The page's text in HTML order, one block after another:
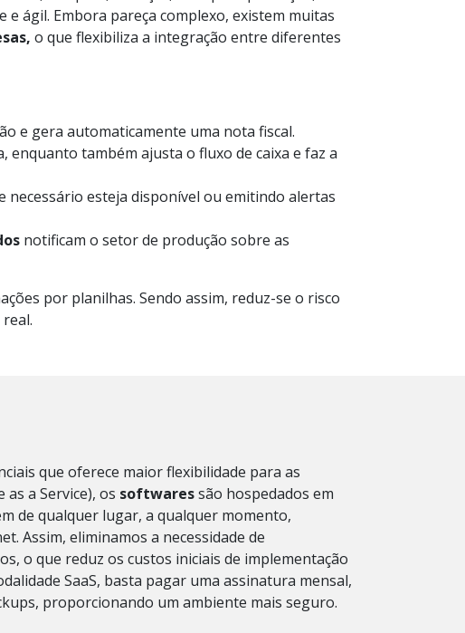
e ágil. Embora pareça complexo, existem muitas
o que flexibiliza a integração entre diferentes
e gera automaticamente uma nota fiscal.
enquanto também ajusta o fluxo de caixa e faz a
esteja disponível ou emitindo alertas
notificam o setor de produção sobre as
por planilhas. Sendo assim, reduz-se o risco
que oferece maior flexibilidade para as
as a Service), os softwaressão hospedados em
de qualquer lugar, a qualquer momento,
Assim, eliminamos a necessidade de
o que reduz os custos iniciais de implementação
SaaS, basta pagar uma assinatura mensal,
proporcionando um ambiente mais seguro.